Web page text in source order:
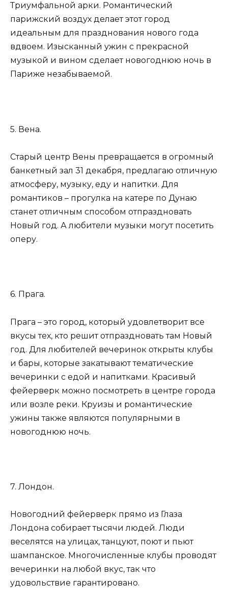
Триумфальной арки. Романтический
парижский воздух делает этот город
идеальным для празднования нового года
вдвоем. Изысканный ужин с прекрасной
музыкой и вином сделает новогоднюю ночь в
Париже незабываемой.
5. Вена.
Старый центр Вены превращается в огромный
банкетный зал 31 декабря, предлагаю отличную
атмосферу, музыку, еду и напитки. Для
романтиков – прогулка на катере по Дунаю
станет отличным способом отпраздновать
Новый год. А любители музыки могут посетить
оперу.
6. Прага.
Прага – это город, который удовлетворит все
вкусы тех, кто решит отпраздновать там Новый
год. Для любителей вечеринок открыты клубы
и бары, которые закатывают тематические
вечеринки с едой и напитками. Красивый
фейерверк можно посмотреть в центре города
или возле реки. Круизы и романтические
ужины также являются популярными в
новогоднюю ночь.
7. Лондон.
Новогодний фейерверк прямо из Глаза
Лондона собирает тысячи людей. Люди
веселятся на улицах, танцуют, поют и пьют
шампанское. Многочисленные клубы проводят
вечеринки на любой вкус, так что
удовольствие гарантировано.